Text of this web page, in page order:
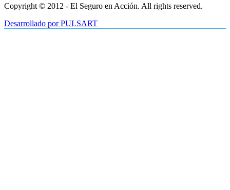
Copyright © 2012 - El Seguro en Acción. All rights reserved.
Desarrollado por PULSART